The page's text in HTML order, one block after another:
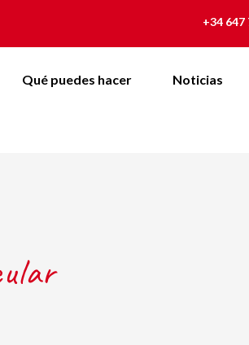
+34 647
Qué puedes hacer Noticias